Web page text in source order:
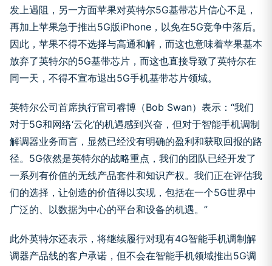
发上遇阻，另一方面苹果对英特尔5G基带芯片信心不足，
再加上苹果急于推出5G版iPhone，以免在5G竞争中落后。
因此，苹果不得不选择与高通和解，而这也意味着苹果基本
放弃了英特尔的5G基带芯片，而这也直接导致了英特尔在
同一天，不得不宣布退出5G手机基带芯片领域。
英特尔公司首席执行官司睿博（Bob Swan）表示：“我们
对于5G和网络‘云化’的机遇感到兴奋，但对于智能手机调制
解调器业务而言，显然已经没有明确的盈利和获取回报的路
径。5G依然是英特尔的战略重点，我们的团队已经开发了
一系列有价值的无线产品套件和知识产权。我们正在评估我
们的选择，让创造的价值得以实现，包括在一个5G世界中
广泛的、以数据为中心的平台和设备的机遇。”
此外英特尔还表示，将继续履行对现有4G智能手机调制解
调器产品线的客户承诺，但不会在智能手机领域推出5G调